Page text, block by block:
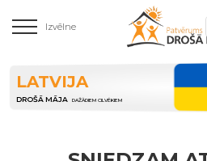
Izvēlne
LATVIJA
DROŠĀ MĀJA DAŽĀDIEM CILVĒKIEM